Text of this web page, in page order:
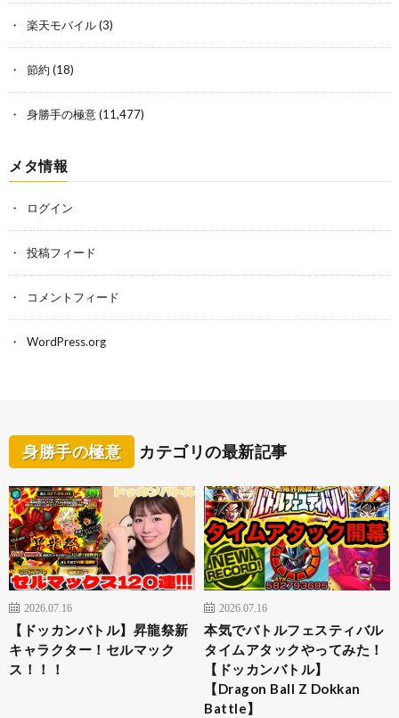
楽天モバイル(3)
節約 (18)
身勝手の極意(11,477)
メタ情報
ログイン
投稿フィード
コメントフィード
WordPress.org
身勝手の極意 カテゴリの最新記事
2026.07.16
【ドッカンバトル】昇龍祭新
キャラクター！セルマック
ス！！！
2026.07.16
本気でバトルフェスティバル
タイムアタックやってみた！
【ドッカンバトル】
【Dragon Ball Z Dokkan
Battle】